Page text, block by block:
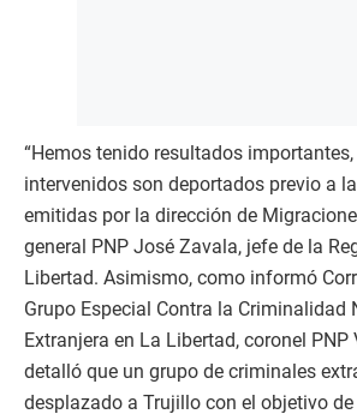
“Hemos tenido resultados
intervenidos son deportados previo a
emitidas por la dirección de
general PNP José Zavala, jefe de la
Libertad. Asimismo, como informó
Grupo Especial Contra la Criminalidad
Extranjera en La Libertad, coronel PNP
detalló que un grupo de criminales
desplazado a Trujillo con el objetivo